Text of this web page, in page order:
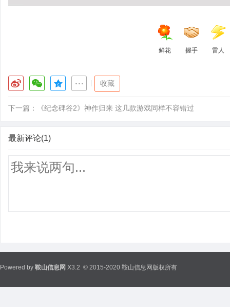
鲜花 握手 雷人
收藏
下一篇： 《纪念碑谷2》神作归来 这几款游戏同样不容错过
最新评论(1)
Powered by 鞍山信息网 X3.2 © 2015-2020 鞍山信息网版权所有